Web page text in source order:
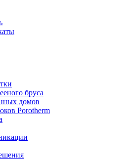
бруса
домов
Porotherm